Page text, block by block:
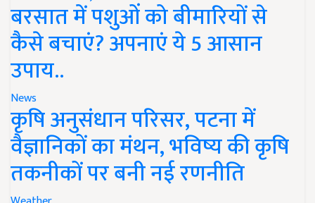
बरसात में पशुओं को बीमारियों से
कैसे बचाएं? अपनाएं ये 5 आसान
उपाय..
News
कृषि अनुसंधान परिसर, पटना में
वैज्ञानिकों का मंथन, भविष्य की कृषि
तकनीकों पर बनी नई रणनीति